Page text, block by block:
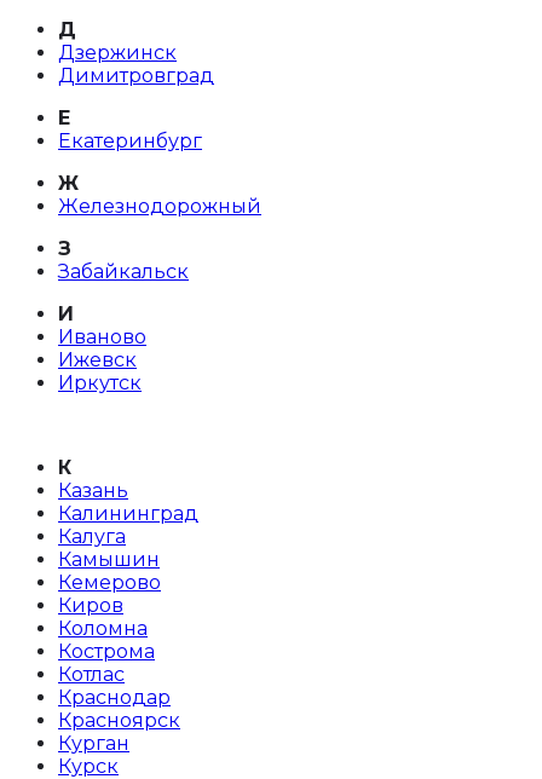
Д
Дзержинск
Димитровград
Е
Екатеринбург
Ж
Железнодорожный
З
Забайкальск
И
Иваново
Ижевск
Иркутск
К
Казань
Калининград
Калуга
Камышин
Кемерово
Киров
Коломна
Кострома
Котлас
Краснодар
Красноярск
Курган
Курск